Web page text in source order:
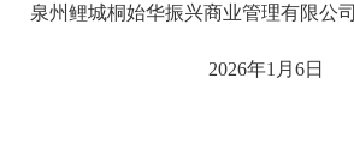
泉州鲤城桐始华振兴商业管理有限公司
2026年1月6日